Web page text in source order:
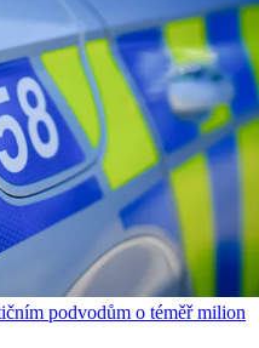
podvodům o téměř milion